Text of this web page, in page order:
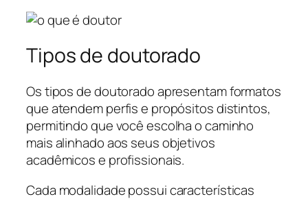
Tipos de doutorado
Os tipos de doutorado apresentam formatos
que atendem perfis e propósitos distintos,
permitindo que você escolha o caminho
mais alinhado aos seus objetivos
acadêmicos e profissionais.
Cada modalidade possui características